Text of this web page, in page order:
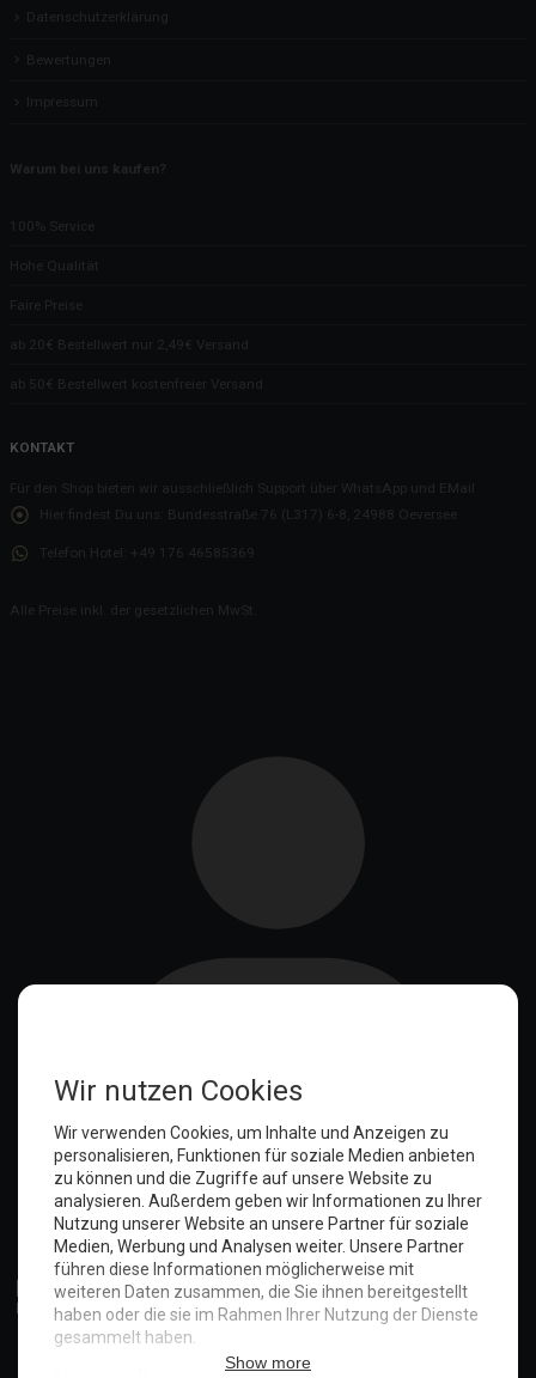
Datenschutzerklärung
Bewertungen
Impressum
Warum bei uns kaufen?
100% Service
Hohe Qualität
Faire Preise
ab 20€ Bestellwert nur 2,49€ Versand
ab 50€ Bestellwert kostenfreier Versand
KONTAKT
Für den Shop bieten wir ausschließlich Support über WhatsApp und EMail
Hier findest Du uns:
Bundesstraße 76 (L317) 6-8, 24988 Oeversee
Telefon Hotel: +49 176 46585369
Alle Preise inkl. der gesetzlichen MwSt.
Anmelden